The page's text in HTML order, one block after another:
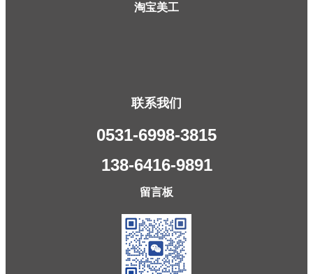
淘宝美工
联系我们
0531-6998-3815
138-6416-9891
留言板